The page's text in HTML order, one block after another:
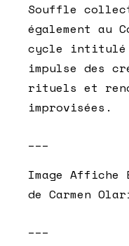
Souffle
également au
cycle intitulé
impulse des
rituels et
improvisées.
Image Affiche
de Carmen